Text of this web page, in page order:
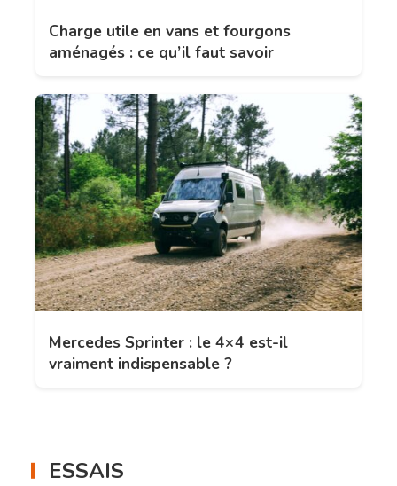
Charge utile en vans et fourgons
aménagés : ce qu’il faut savoir
Mercedes Sprinter : le 4×4 est-il
vraiment indispensable ?
ESSAIS